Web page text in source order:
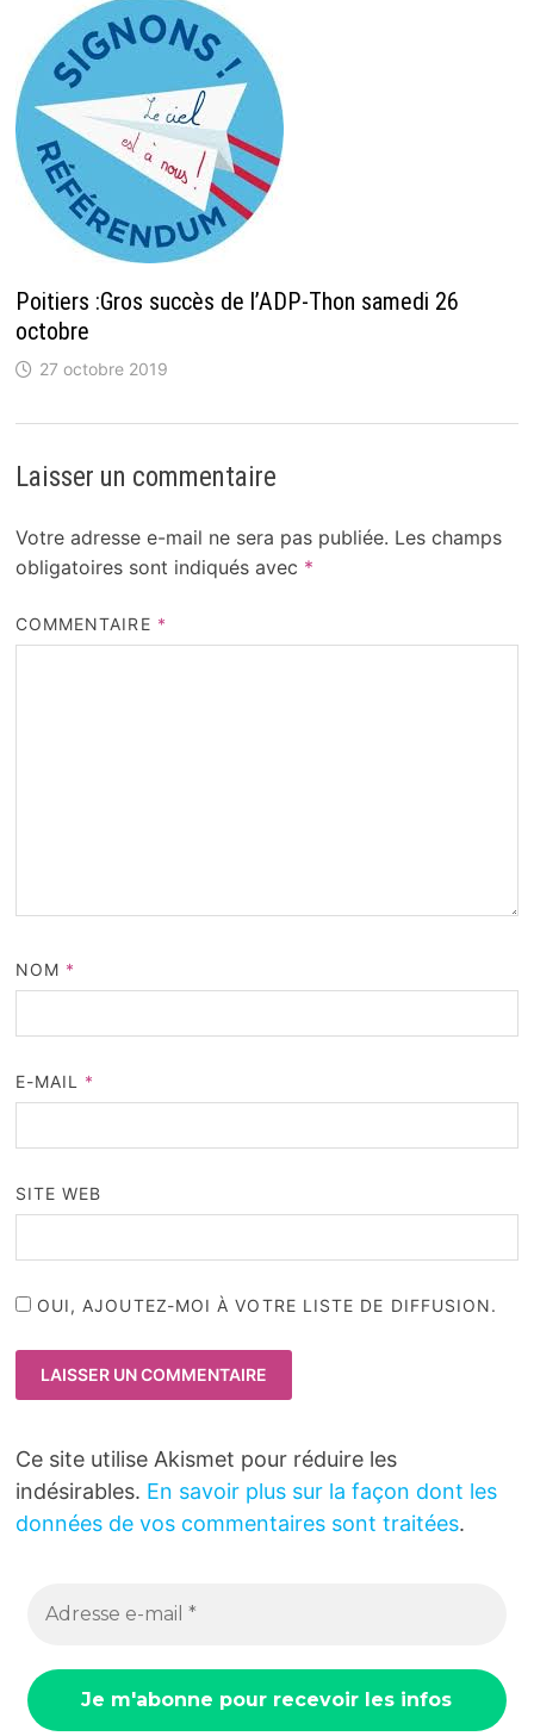
Poitiers :Gros succès de l’ADP-Thon samedi 26
octobre
27 octobre 2019
Laisser un commentaire
Votre adresse e-mail ne sera pas publiée. Les champs
obligatoires sont indiqués avec *
COMMENTAIRE *
NOM *
E-MAIL *
SITE WEB
OUI, AJOUTEZ-MOI À VOTRE LISTE DE DIFFUSION.
Ce site utilise Akismet pour réduire les
indésirables. En savoir plus sur la façon dont les
données de vos commentaires sont traitées.